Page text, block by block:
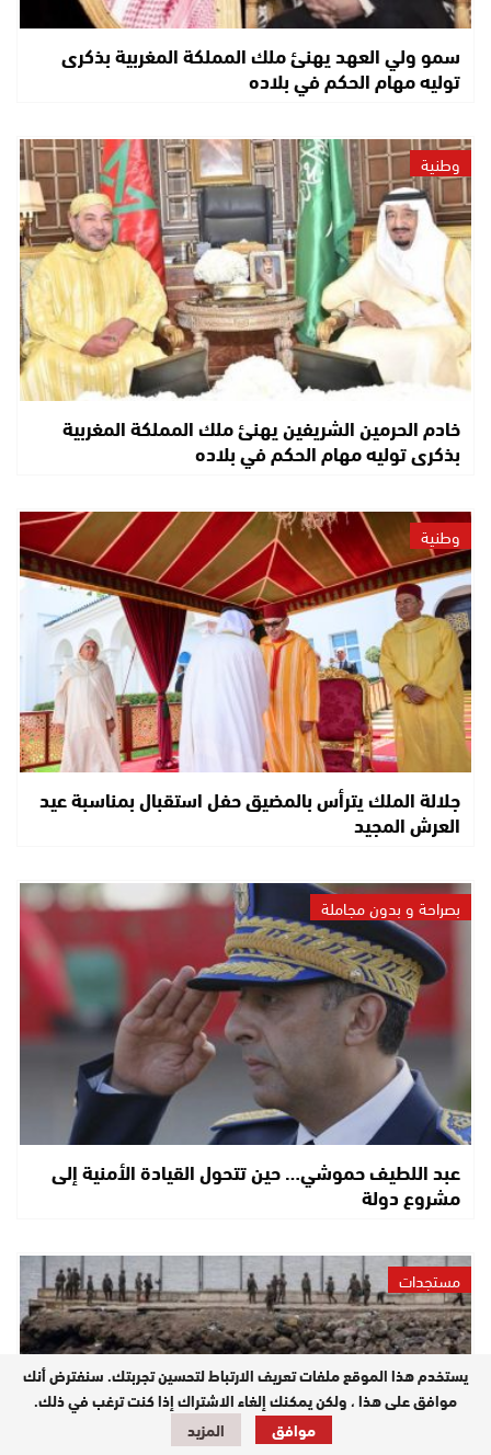
سمو ولي العهد يهنئ ملك المملكة المغربية بذكرى
توليه مهام الحكم في بلاده
وطنية
خادم الحرمين الشريفين يهنئ ملك المملكة المغربية
بذكرى توليه مهام الحكم في بلاده
وطنية
جلالة الملك يترأس بالمضيق حفل استقبال بمناسبة عيد
العرش المجيد
بصراحة و بدون مجاملة
عبد اللطيف حموشي… حين تتحول القيادة الأمنية إلى
مشروع دولة
مستجدات
يستخدم هذا الموقع ملفات تعريف الارتباط لتحسين تجربتك. سنفترض أنك
موافق على هذا ، ولكن يمكنك إلغاء الاشتراك إذا كنت ترغب في ذلك.
موافق
المزيد